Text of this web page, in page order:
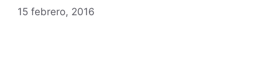
15 febrero, 2016